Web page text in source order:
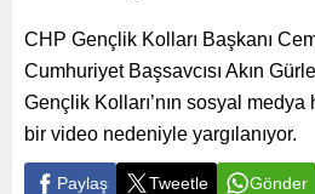
CHP Gençlik Kolları Başkanı
Cumhuriyet Başsavcısı Akın
Gençlik Kolları’nın sosyal medya
bir video nedeniyle yargılanıyor.
Paylaş Tweetle Gönder